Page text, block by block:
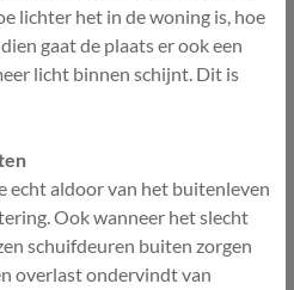
lichter het in de woning is, hoe
gaat de plaats er ook een
licht binnen schijnt. Dit is
echt aldoor van het buitenleven
Ook wanneer het slecht
schuifdeuren buiten zorgen
overlast ondervindt van